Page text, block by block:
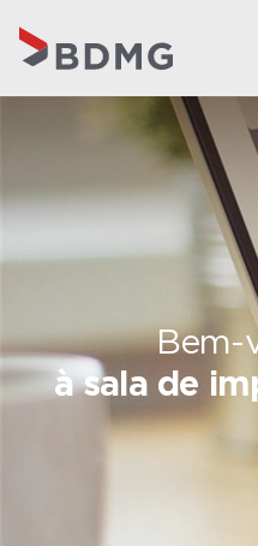
Bem-
à sala de